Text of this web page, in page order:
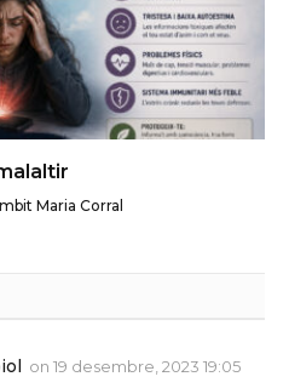
Maria Corral
on 19 desembre, 2023 19:05